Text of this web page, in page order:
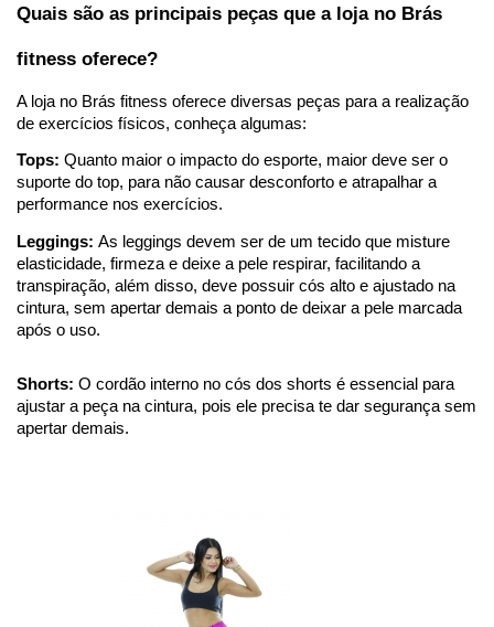
Quais são as principais peças que a loja no Brás
fitness oferece?
A loja no Brás fitness oferece diversas peças para a realização
de exercícios físicos, conheça algumas:
Tops: Quanto maior o impacto do esporte, maior deve ser o
suporte do top, para não causar desconforto e atrapalhar a
performance nos exercícios.
Leggings: As leggings devem ser de um tecido que misture
elasticidade, firmeza e deixe a pele respirar, facilitando a
transpiração, além disso, deve possuir cós alto e ajustado na
cintura, sem apertar demais a ponto de deixar a pele marcada
após o uso.
Shorts: O cordão interno no cós dos shorts é essencial para
ajustar a peça na cintura, pois ele precisa te dar segurança sem
apertar demais.